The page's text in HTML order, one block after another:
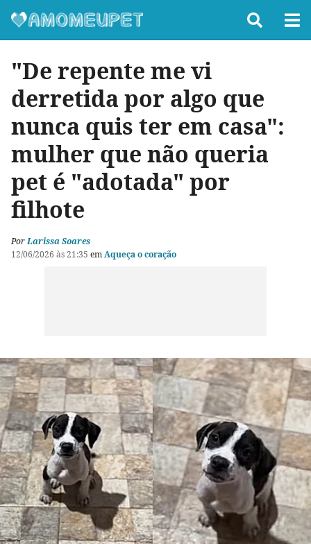
"De repente me vi
derretida por algo que
nunca quis ter em casa":
mulher que não queria
pet é "adotada" por
filhote
PorLarissa Soares
12/06/2026 às 21:35 emAqueça o coração